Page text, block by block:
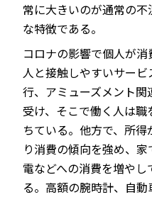
常に大きいのが通常の
な特徴である。
コロナの影響で個人が消
人と接触しやすいサー
行、アミューズメント
受け、そこで働く人は
ちている。他方で、所
り消費の傾向を強め、
電などへの消費を増や
る。高額の腕時計、自